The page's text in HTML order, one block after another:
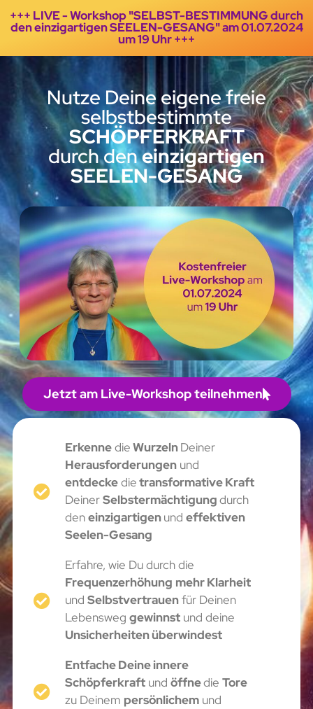
+++ LIVE - Workshop "SELBST-BESTIMMUNG durch
den einzigartigen SEELEN-GESANG" am 01.07.2024
um 19 Uhr +++
Nutze Deine eigene freie
selbstbestimmte
SCHÖPFERKRAFT
durch deneinzigartigen
SEELEN-GESANG
Jetzt am Live-Workshop teilnehmen
ErkennedieWurzelnDeiner
Herausforderungenund
entdeckedietransformative Kraft
DeinerSelbstermächtigungdurch
deneinzigartigenund effektiven
Seelen-Gesang
Erfahre, wie Du durch die
Frequenzerhöhung mehr Klarheit
und Selbstvertrauenfür Deinen
Lebensweg gewinnstund deine
Unsicherheiten überwindest
Entfache Deine innere
Schöpferkraftund öffnedie Tore
zu Deinem persönlichemund